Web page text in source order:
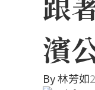
濱
By林芳如